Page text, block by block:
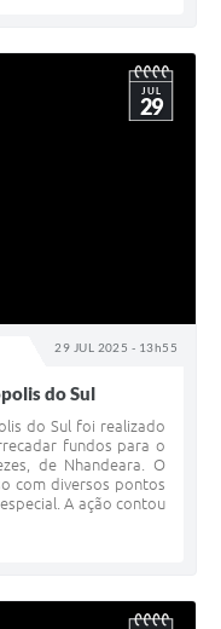
29 JUL 2025 - 13h55
JUL
29
do Sul
do Sul foi realizado
fundos para o
de Nhandeara. O
com diversos pontos
A ação contou